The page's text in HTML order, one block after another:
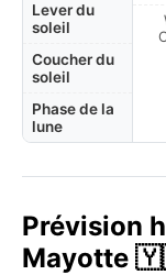
Lever du
soleil
Coucher du
soleil
Phase de la
lune
Prévision
Mayotte